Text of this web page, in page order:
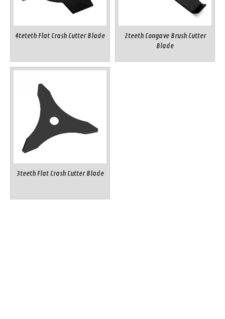
4teteth Flat Crash Cutter Blade
2teeth Congave Brush Cutter
Blade
3teeth Flat Crash Cutter Blade